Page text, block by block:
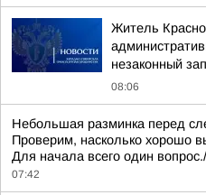
Житель
незаконный
08:06
Небольшая разминка перед
Проверим, насколько хорошо
Для начала всего один
07:42